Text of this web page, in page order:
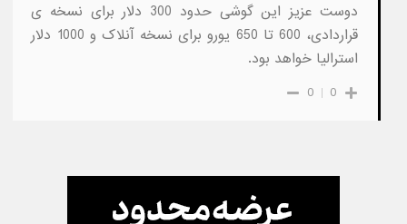
دوست عزیز این گوشی حدود 300 دلار برای نسخه ی
قراردادی، 600 تا 650 یورو برای نسخه آنلاک و 1000 دلار
استرالیا خواهد بود.
0
0